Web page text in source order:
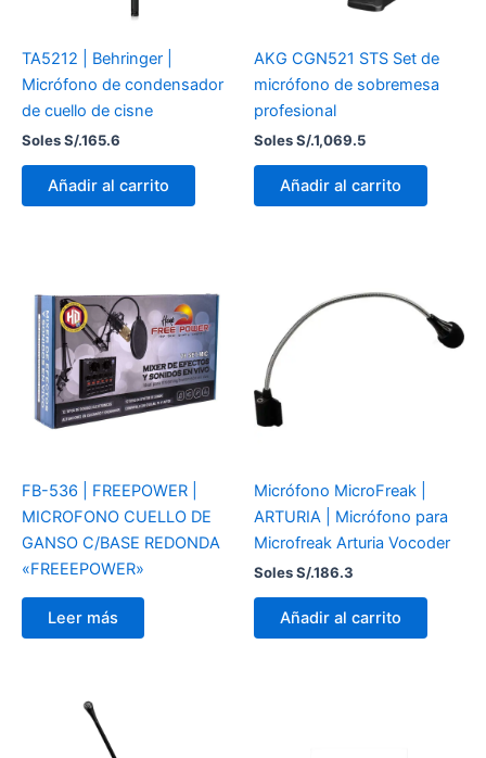
TA5212 | Behringer |
Micrófono de condensador
de cuello de cisne
Soles S/.165.6
Añadir al carrito
AKG CGN521 STS Set de
micrófono de sobremesa
profesional
Soles S/.1,069.5
Añadir al carrito
FB-536 | FREEPOWER |
MICROFONO CUELLO DE
GANSO C/BASE REDONDA
«FREEEPOWER»
Leer más
Micrófono MicroFreak |
ARTURIA | Micrófono para
Microfreak Arturia Vocoder
Soles S/.186.3
Añadir al carrito